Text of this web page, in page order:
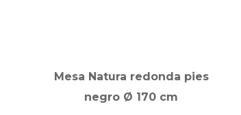
Mesa Natura redonda pies
negro Ø 170 cm